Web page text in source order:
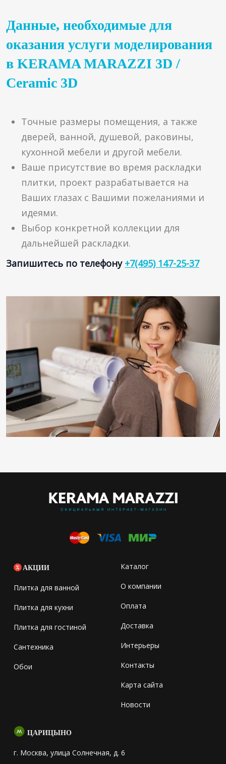
Данные, необходимые для
оказания услуги моделирования
в KERAMA MARAZZI 3D /
Ceramic 3D
Точные размеры помещения, а также
дверей, ванной, душевой, раковины,
кухонной мебели и другой мебели.
Ваше присутствие во время раскладки
плитки, проект разрабатывается на
Ваших глазах с Вашими пожеланиями и
идеями.
Выбор конкретной коллекции для
дальнейшей раскладки.
Запишитесь по телефону +7(495) 147-25-37
АКЦИИ
Плитка для ванной
Плитка для кухни
Плитка для гостиной
Сантехника
Обои
Каталог
О компании
Оплата
Доставка
Интерьеры
Контакты
Карта сайта
Новости
ЦАРИЦЫНО
г. Москва, улица Солнечная, д. 6